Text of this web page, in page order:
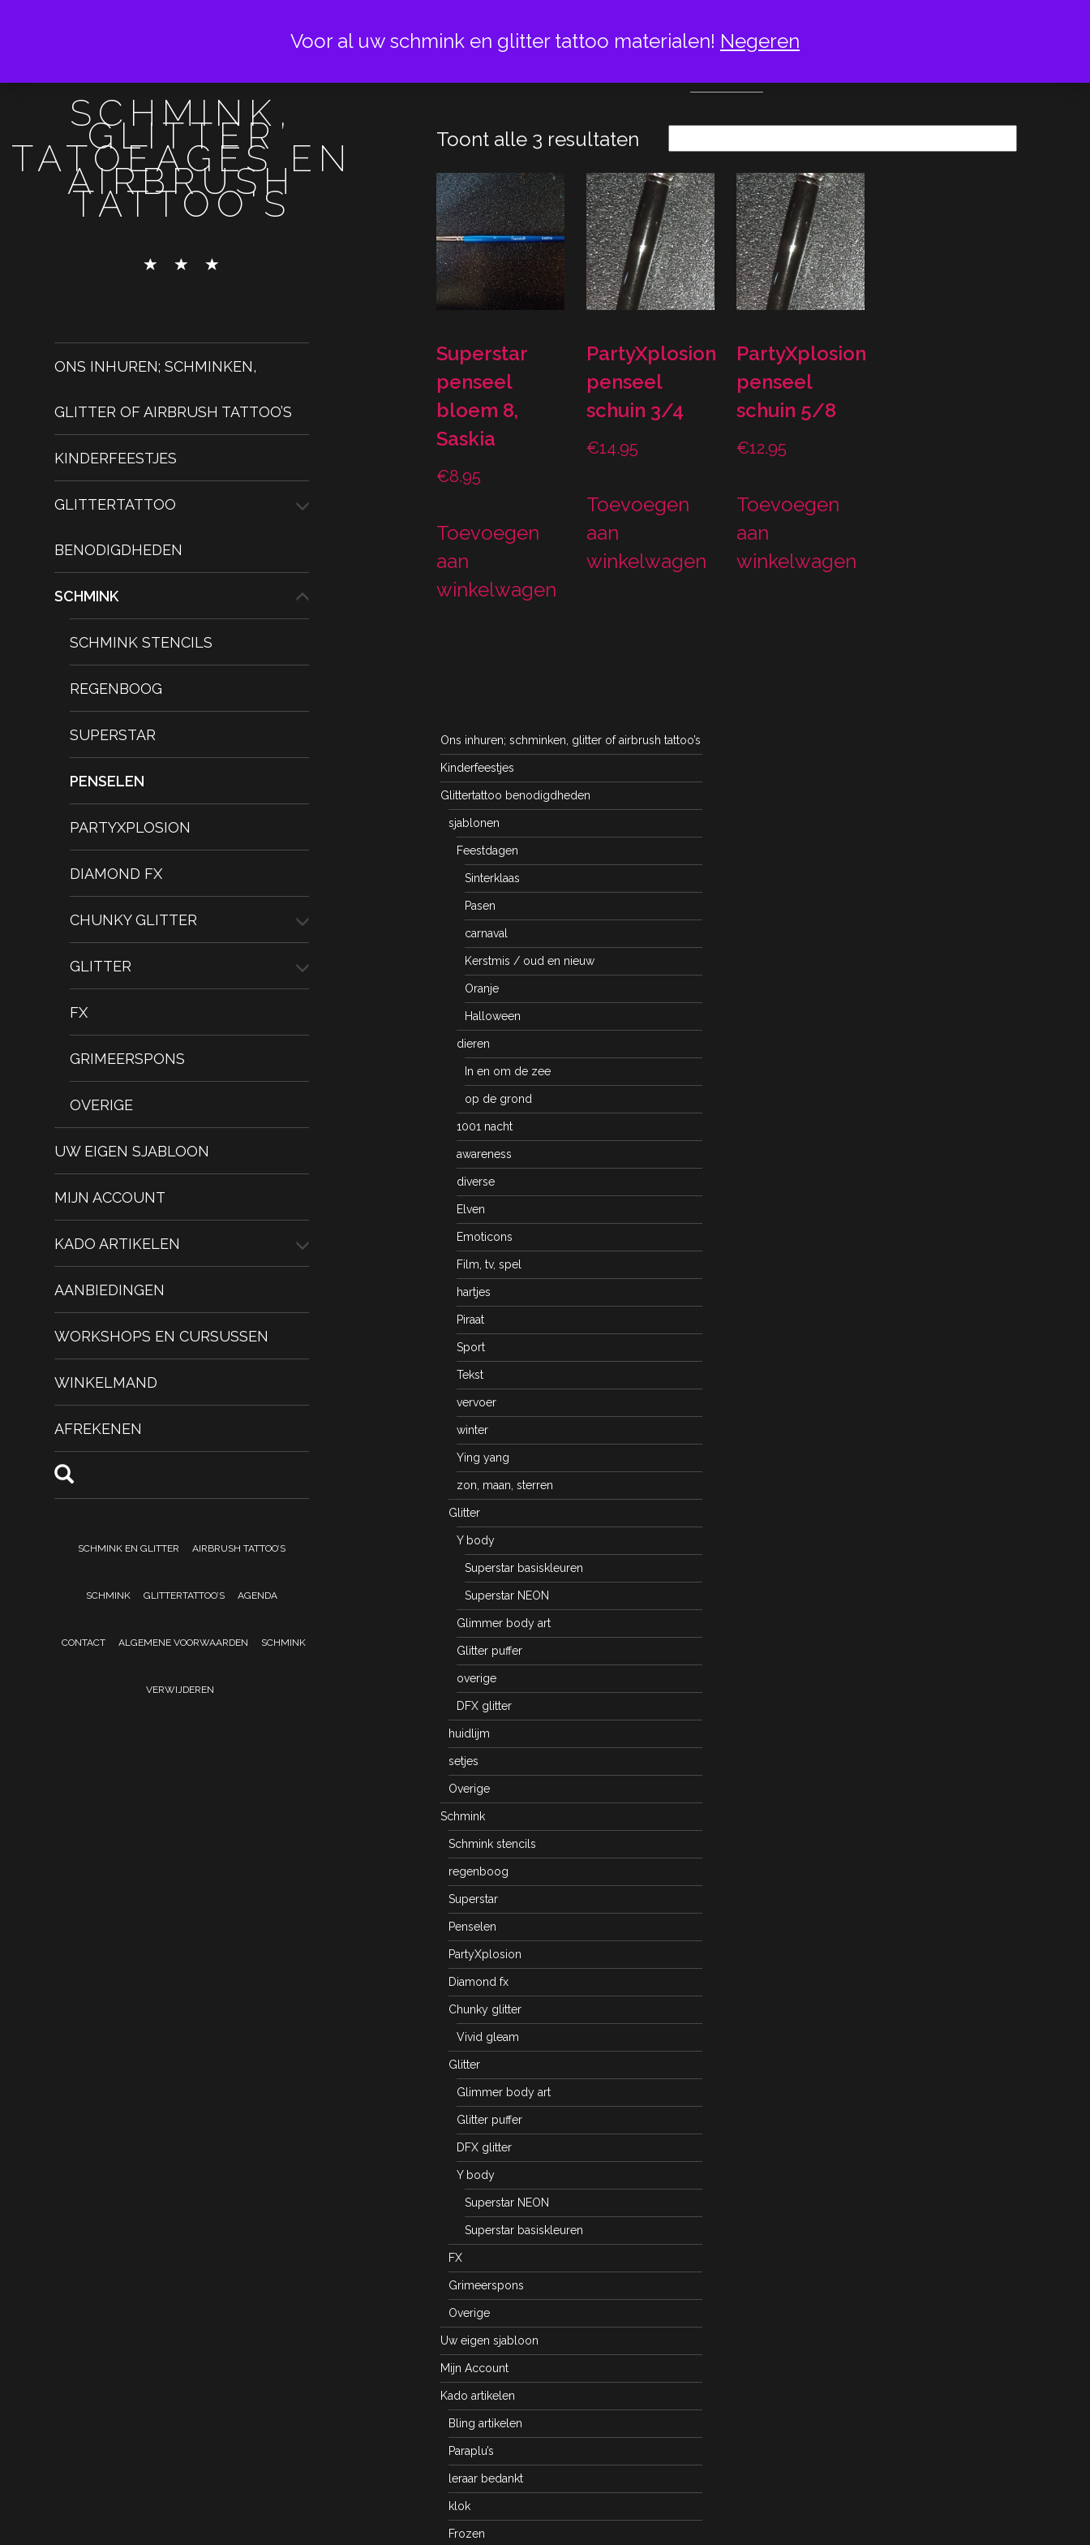
SCHMINK,
GLITTER
TATOEAGES EN
AIRBRUSH
TATTOO'S
ONS INHUREN; SCHMINKEN,
GLITTER OF AIRBRUSH TATTOO’S
KINDERFEESTJES
GLITTERTATTOO
BENODIGDHEDEN
SCHMINK
SCHMINK STENCILS
REGENBOOG
SUPERSTAR
PENSELEN
PARTYXPLOSION
DIAMOND FX
CHUNKY GLITTER
GLITTER
FX
GRIMEERSPONS
OVERIGE
UW EIGEN SJABLOON
MIJN ACCOUNT
KADO ARTIKELEN
AANBIEDINGEN
WORKSHOPS EN CURSUSSEN
WINKELMAND
AFREKENEN
SCHMINK EN GLITTER AIRBRUSH TATTOO’S
SCHMINK GLITTERTATTOO’S AGENDA
CONTACT ALGEMENE VOORWAARDEN SCHMINK
VERWIJDEREN
PENSELEN
Toont alle 3 resultaten
Superstar
penseel
bloem 8,
Saskia
€8.95
Toevoegen
aan
winkelwagen
PartyXplosion
penseel
schuin 3/4
€14.95
Toevoegen
aan
winkelwagen
PartyXplosion
penseel
schuin 5/8
€12.95
Toevoegen
aan
winkelwagen
Ons inhuren; schminken, glitter of airbrush tattoo’s
Kinderfeestjes
Glittertattoo benodigdheden
sjablonen
Feestdagen
Sinterklaas
Pasen
carnaval
Kerstmis / oud en nieuw
Oranje
Halloween
dieren
In en om de zee
op de grond
1001 nacht
awareness
diverse
Elven
Emoticons
Film, tv, spel
hartjes
Piraat
Sport
Tekst
vervoer
winter
Ying yang
zon, maan, sterren
Glitter
Y body
Superstar basiskleuren
Superstar NEON
Glimmer body art
Glitter puffer
overige
DFX glitter
huidlijm
setjes
Overige
Schmink
Schmink stencils
regenboog
Superstar
Penselen
PartyXplosion
Diamond fx
Chunky glitter
Vivid gleam
Glitter
Glimmer body art
Glitter puffer
DFX glitter
Y body
Superstar NEON
Superstar basiskleuren
FX
Grimeerspons
Overige
Uw eigen sjabloon
Mijn Account
Kado artikelen
Bling artikelen
Paraplu’s
leraar bedankt
klok
Frozen
Voor al uw schmink en glitter tattoo materialen! Negeren